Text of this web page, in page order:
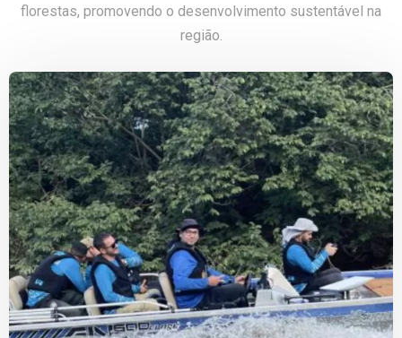
florestas, promovendo o desenvolvimento sustentável na
região.